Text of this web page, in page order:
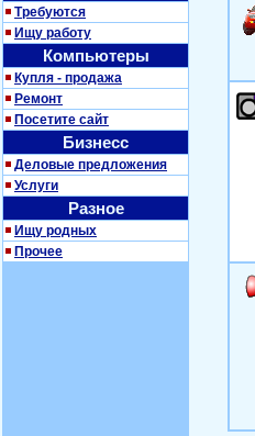
Требуются
Ищу работу
Компьютеры
Купля - продажа
Ремонт
Посетите сайт
Бизнесс
Деловые предложения
Услуги
Разное
Ищу родных
Прочее